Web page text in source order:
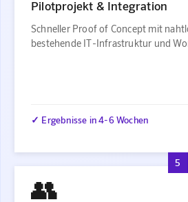
Pilotprojekt & Integration
Schneller Proof of Concept mit
bestehende IT-Infrastruktur und
✓ Ergebnisse in 4-6 Wochen
5
👥